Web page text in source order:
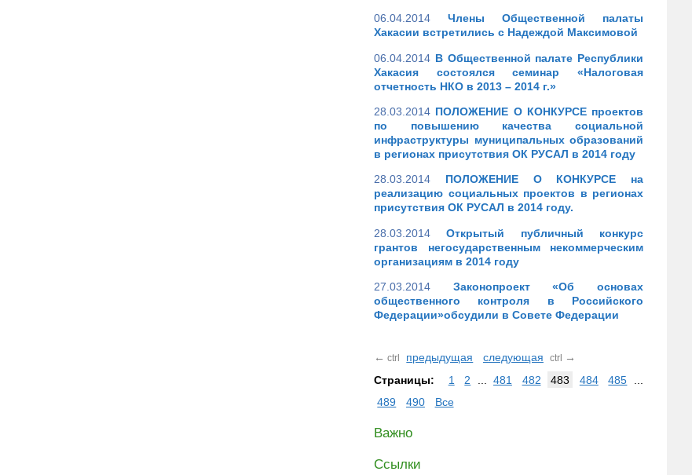
06.04.2014
Члены Общественной палаты
Хакасии встретились с Надеждой Максимовой
06.04.2014 В Общественной палате Республики
Хакасия состоялся семинар «Налоговая
отчетность НКО в 2013 – 2014 г.»
28.03.2014 ПОЛОЖЕНИЕ О КОНКУРСЕ проектов
по повышению качества социальной
инфраструктуры муниципальных образований
в регионах присутствия ОК РУСАЛ в 2014 году
28.03.2014
ПОЛОЖЕНИЕ О КОНКУРСЕ на
реализацию социальных проектов в регионах
присутствия ОК РУСАЛ в 2014 году.
28.03.2014
Открытый публичный конкурс
грантов негосударственным некоммерческим
организациям в 2014 году
27.03.2014
Законопроект «Об основах
общественного контроля в Российского
Федерации»обсудили в Совете Федерации
← ctrl предыдущая следующая ctrl →
Страницы:
1 2 481 482 483 484 485
489
490 Все
Важно
Ссылки